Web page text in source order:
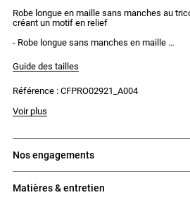
Robe longue en maille sans manches au
créant un motif en relief
- Robe longue sans manches en maille
- Fit près du corps
- Volants aux emmanchures
- Goutte au dos avec bouton silver
Guide des tailles
Référence : CFPRO02921_A004
Voir plus
nos engagements
matières & entretien